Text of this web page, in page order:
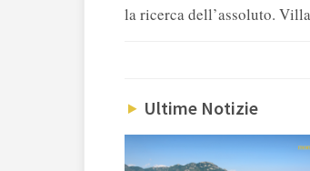
la ricerca dell’assoluto.
Ultime Notizie